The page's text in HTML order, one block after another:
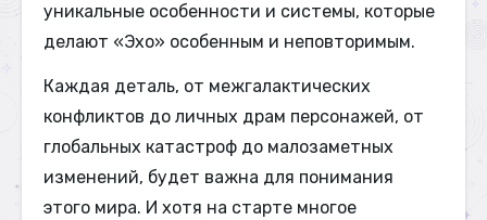
уникальные особенности и системы, которые
делают «Эхо» особенным и неповторимым.
Каждая деталь, от межгалактических
конфликтов до личных драм персонажей, от
глобальных катастроф до малозаметных
изменений, будет важна для понимания
этого мира. И хотя на старте многое